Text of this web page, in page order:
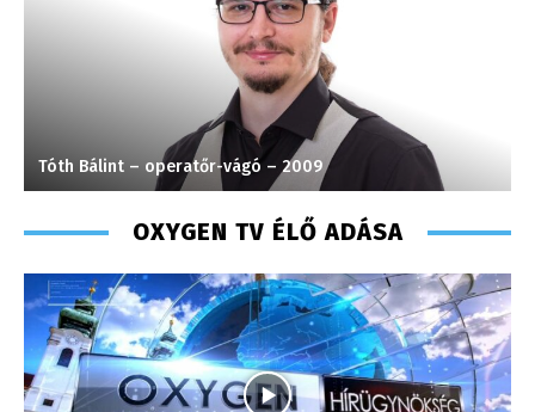
Tóth Bálint – operatőr-vágó – 2009
OXYGEN TV ÉLŐ ADÁSA